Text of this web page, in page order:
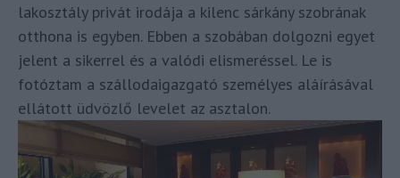
lakosztály privát irodája a kilenc sárkány szobrának
otthona is egyben. Ebben a szobában dolgozni egyet
jelent a sikerrel és a valódi elismeréssel. Le is
fotóztam a szállodaigazgató személyes aláírásával
ellátott üdvözlő levelet az asztalon.